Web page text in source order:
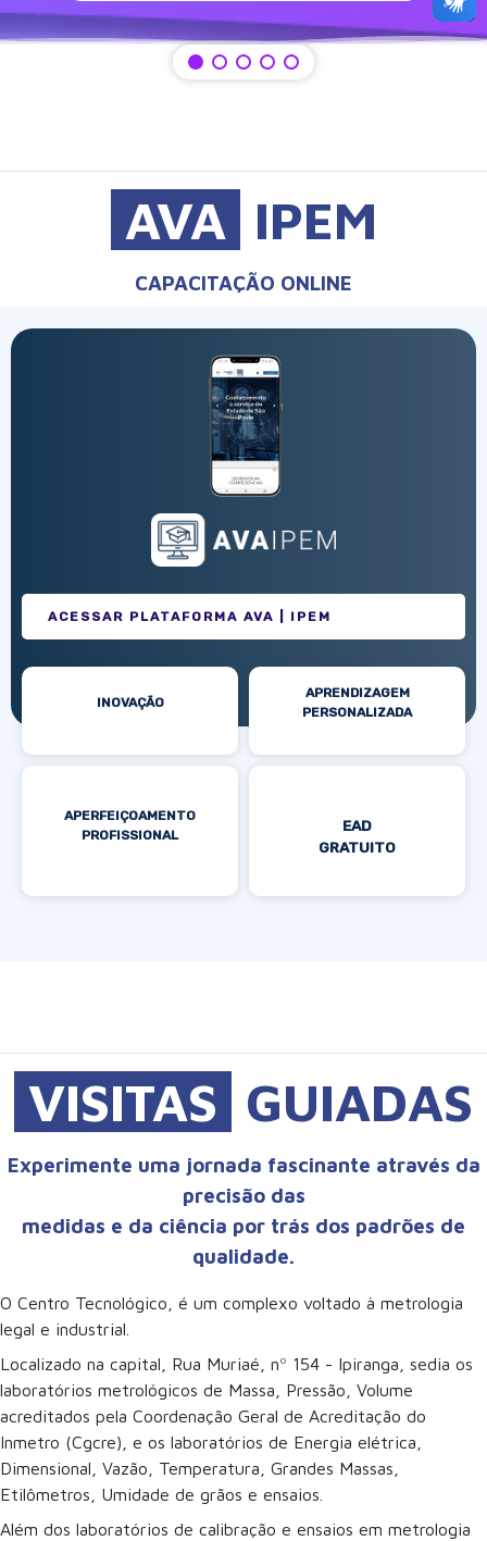
AVA IPEM
CAPACITAÇÃO ONLINE
ACESSAR PLATAFORMA AVA | IPEM
INOVAÇÃO
APRENDIZAGEM
PERSONALIZADA
APERFEIÇOAMENTO
PROFISSIONAL
EAD
GRATUITO
VISITAS GUIADAS
Experimente uma jornada fascinante através da
precisão das
medidas e da ciência por trás dos padrões de
qualidade.
O Centro Tecnológico, é um complexo voltado à metrologia
legal e industrial.
Localizado na capital, Rua Muriaé, nº 154 - Ipiranga, sedia os
laboratórios metrológicos de Massa, Pressão, Volume
acreditados pela Coordenação Geral de Acreditação do
Inmetro (Cgcre), e os laboratórios de Energia elétrica,
Dimensional, Vazão, Temperatura, Grandes Massas,
Etilômetros, Umidade de grãos e ensaios.
Além dos laboratórios de calibração e ensaios em metrologia